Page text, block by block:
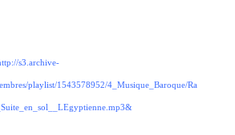
s3.archive-
playlist/1543578952/4_Musique_Baroque/Ra